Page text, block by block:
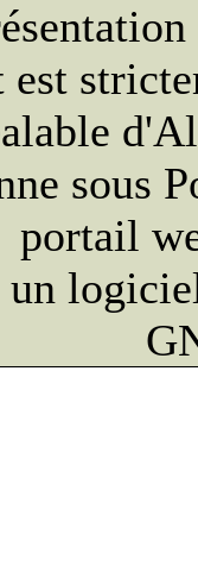
est
sous
portail
un